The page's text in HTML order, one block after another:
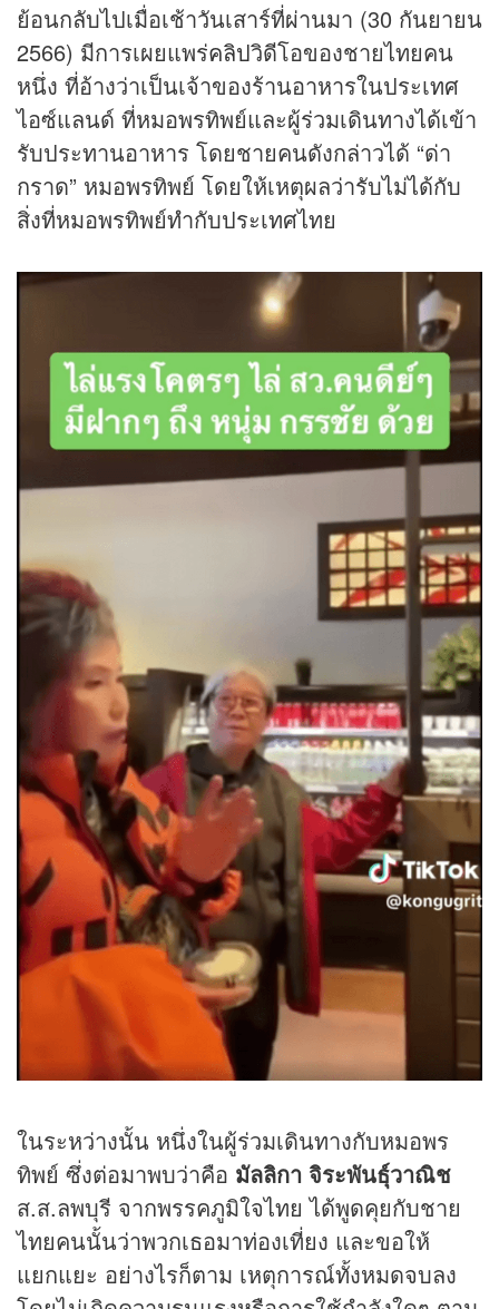
ย้อนกลับไปเมื่อเช้าวันเสาร์ที่ผ่านมา (30 กันยายน
2566) มีการเผยแพร่คลิปวิดีโอของชายไทยคน
หนึ่ง ที่อ้างว่าเป็นเจ้าของร้านอาหารในประเทศ
ไอซ์แลนด์ ที่หมอพรทิพย์และผู้ร่วมเดินทางได้เข้า
รับประทานอาหาร โดยชายคนดังกล่าวได้ “ด่า
กราด” หมอพรทิพย์ โดยให้เหตุผลว่ารับไม่ได้กับ
สิ่งที่หมอพรทิพย์ทำกับประเทศไทย
ในระหว่างนั้น หนึ่งในผู้ร่วมเดินทางกับหมอพร
ทิพย์ ซึ่งต่อมาพบว่าคือ มัลลิกา จิระพันธุ์วาณิช
ส.ส.ลพบุรี จากพรรคภูมิใจไทย ได้พูดคุยกับชาย
ไทยคนนั้นว่าพวกเธอมาท่องเที่ยง และขอให้
แยกแยะ อย่างไรก็ตาม เหตุการณ์ทั้งหมดจบลง